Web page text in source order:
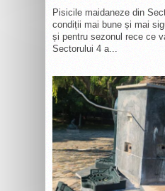
Pisicile maidaneze din
condiții mai bune și mai
și pentru sezonul rece ce
Sectorului 4 a...